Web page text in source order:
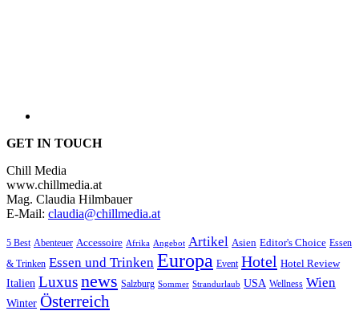
GET IN TOUCH
Chill Media
www.chillmedia.at
Mag. Claudia Hilmbauer
E-Mail: claudia@chillmedia.at
5 Best Abenteuer Accessoire Afrika Angebot Artikel Asien Editor's Choice Essen
& Trinken Essen und Trinken Europa Event Hotel Hotel Review
Italien Luxusnews Salzburg Sommer Strandurlaub USA Wellness Wien
Winter Österreich